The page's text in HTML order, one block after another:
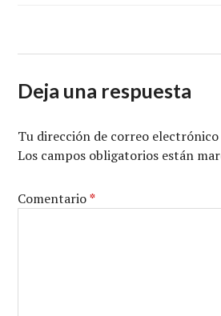
Deja una respuesta
Tu dirección de correo electrónico
Los campos obligatorios están
Comentario*